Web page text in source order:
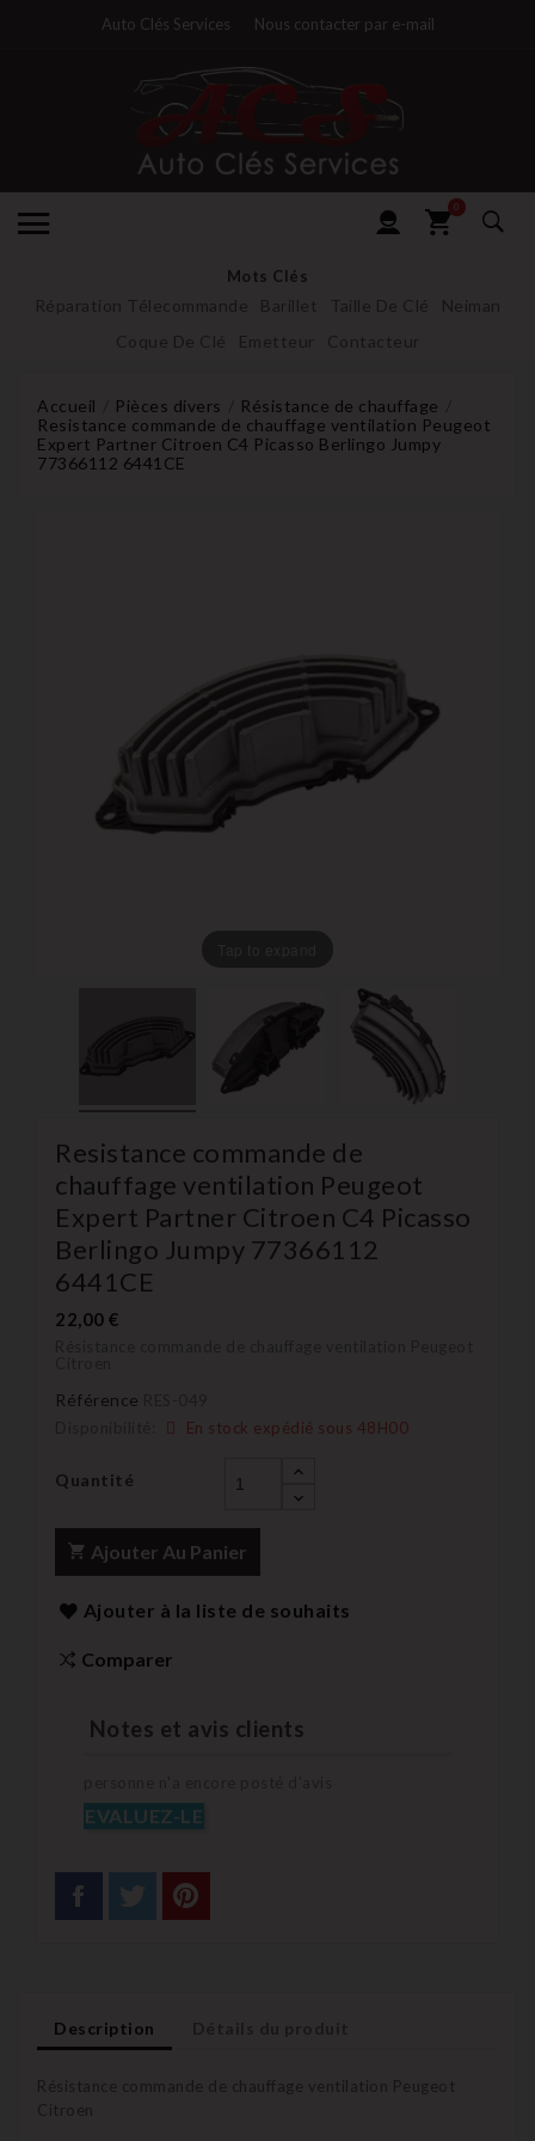
Auto Clés Services Nous contacter par e-mail
0
Mots Clés
Réparation Télecommande Barillet Taille De Clé
Neiman
Coque De Clé
Emetteur Contacteur
Accueil Pièces divers
Résistance de chauffage
Resistance commande de chauffage ventilation Peugeot
Expert Partner Citroen C4 Picasso Berlingo Jumpy
77366112 6441CE
Resistance commande de
chauffage ventilation Peugeot
Expert Partner Citroen C4 Picasso
Berlingo Jumpy 77366112
6441CE
22,00 €
Référence
En stock expédié sous 48H00
Quantité
Ajouter Au Panier
Ajouter à la liste de souhaits
Comparer
Notes et avis clients
EVALUEZ-LE
Description
Résistance commande de chauffage ventilation Peugeot
Citroen